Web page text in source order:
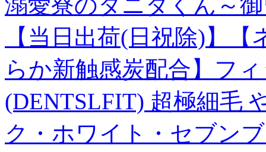
【当日出荷(日祝除)】
らか新触感炭配合】フ
(DENTSLFIT) 超極細毛
ク・ホワイト・セブン